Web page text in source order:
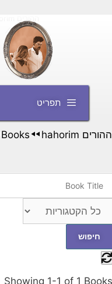
תפריט
ההורים hahorim ◄◄
Books
Showing 1-1 of 1 Books